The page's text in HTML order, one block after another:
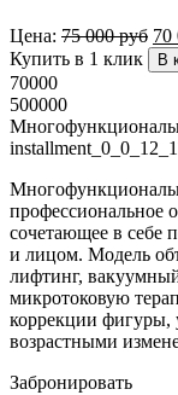
Цена: 75 000руб 70
Купить в 1 клик
В
70000
500000
профессиональное
сочетающее в себе
и лицом. Модель
лифтинг,
микротоковую
коррекции фигуры,
возрастными
Забронировать